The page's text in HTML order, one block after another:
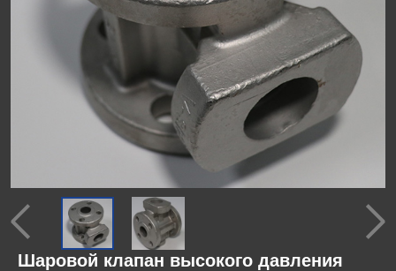
Шаровой клапан высокого давления